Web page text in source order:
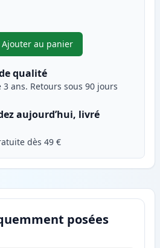
ajuster
Ajouter au panier
,Canon CL-513 cartouche
qualité
3 ans. Retours sous 90 jours
aujourd’hui, livré
dès 49 €
posées